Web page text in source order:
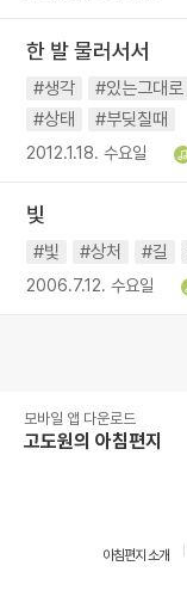
한 발 물러서서
#생각 #있는그대로
#상태
#부딪칠때
2012.1.18. 수요일
빛
#빛 #상처 #길
2006.7.12. 수요일
모바일 앱 다운로드
고도원의 아침편지
아침편지 소개